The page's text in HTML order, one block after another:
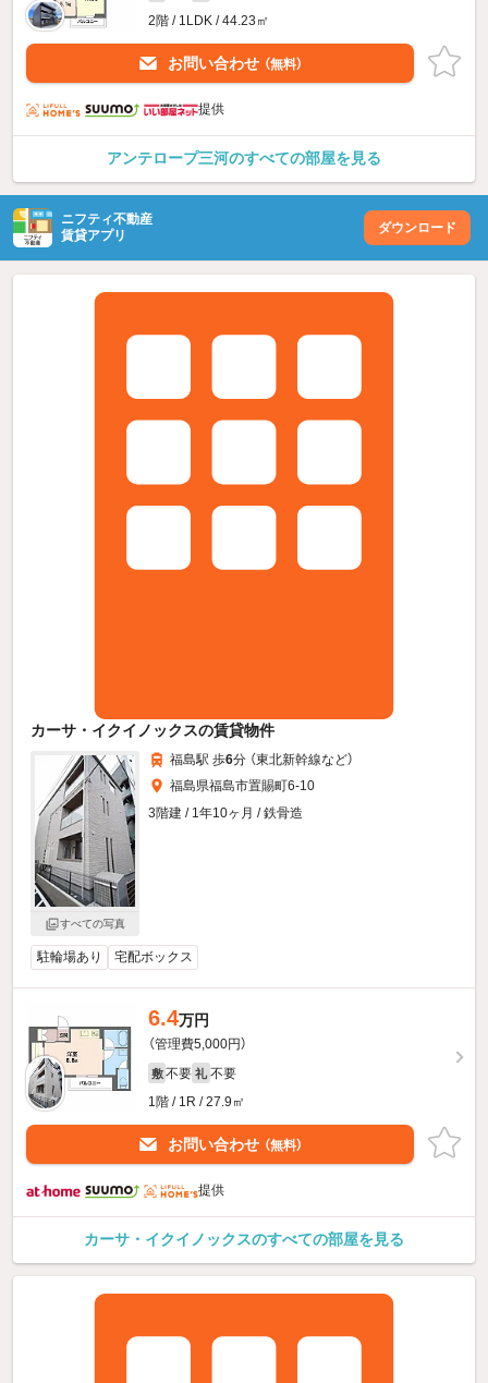
2階 / 1LDK / 44.23㎡
お問い合わせ （無料）
提供
アンテロープ三河のすべての部屋を見る
ニフティ不動産
賃貸アプリ
ダウンロード
カーサ・イクイノックスの賃貸物件
すべての写真
福島駅 歩6分 （東北新幹線など）
福島県福島市置賜町6-10
3階建 / 1年10ヶ月 / 鉄骨造
駐輪場あり 宅配ボックス
6.4万円
（管理費5,000円）
敷 不要 礼 不要
1階 / 1R / 27.9㎡
お問い合わせ （無料）
提供
カーサ・イクイノックスのすべての部屋を見る